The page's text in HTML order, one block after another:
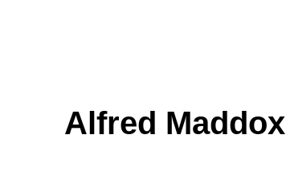
Alfred Maddox